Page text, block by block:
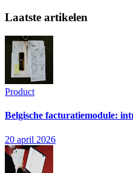
Laatste artikelen
Product
Belgische facturatiemodule:
20 april 2026